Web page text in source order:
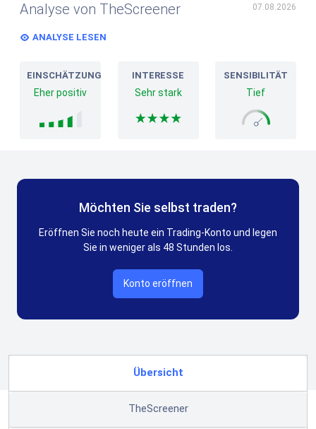
Analyse von TheScreener 07.08.2026
ANALYSE LESEN
EINSCHÄTZUNG
Eher positiv
INTERESSE
Sehr stark
SENSIBILITÄT
Tief
Möchten Sie selbst traden?
Eröffnen Sie noch heute ein Trading-Konto und legen
Sie in weniger als 48 Stunden los.
Konto eröffnen
Übersicht
TheScreener